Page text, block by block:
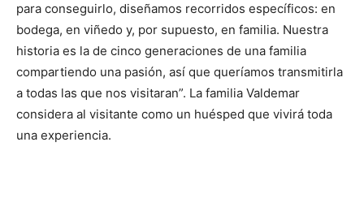
para conseguirlo, diseñamos recorridos específicos: en
bodega, en viñedo y, por supuesto, en familia. Nuestra
historia es la de cinco generaciones de una familia
compartiendo una pasión, así que queríamos transmitirla
a todas las que nos visitaran”. La familia Valdemar
considera al visitante como un huésped que vivirá toda
una experiencia.